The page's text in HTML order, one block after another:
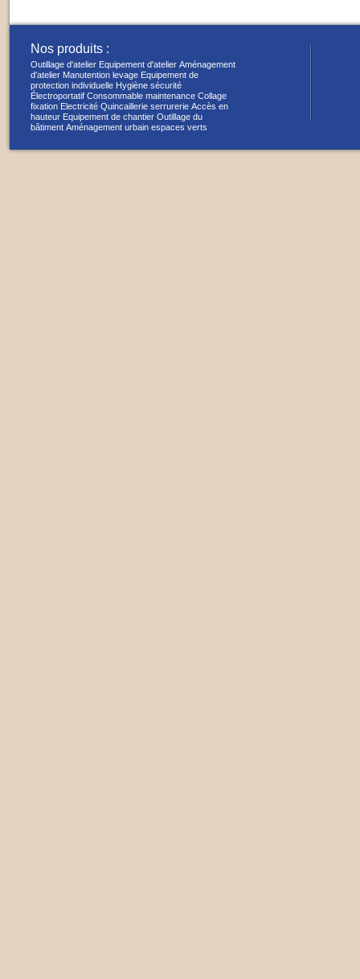
Nos produits :
Outillage d'atelier Equipement d'atelier Aménagement
d'atelier Manutention levage Equipement de
protection individuelle Hygiène sécurité
Électroportatif Consommable maintenance Collage
fixation Electricité Quincaillerie serrurerie Accès en
hauteur Equipement de chantier Outillage du
bâtiment Aménagement urbain espaces verts